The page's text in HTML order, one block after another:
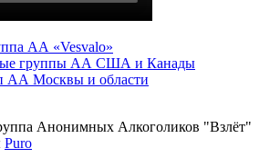
АА «Vesvalo»
группы АА США и Канады
АА Москвы и области
Анонимных Алкоголиков "Взлёт"
Puro